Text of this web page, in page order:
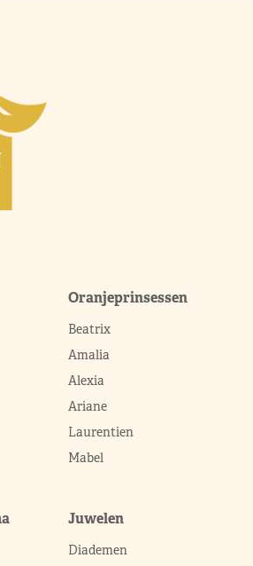
Oranjeprinsessen
Beatrix
Amalia
Alexia
Ariane
Laurentien
Mabel
Juwelen
Diademen